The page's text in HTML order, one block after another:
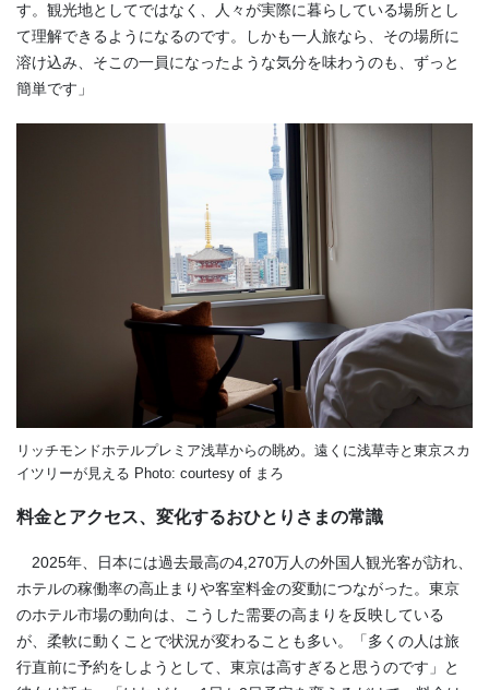
す。観光地としてではなく、人々が実際に暮らしている場所とし
て理解できるようになるのです。しかも一人旅なら、その場所に
溶け込み、そこの一員になったような気分を味わうのも、ずっと
簡単です」
リッチモンドホテルプレミア浅草からの眺め。遠くに浅草寺と東京スカ
イツリーが見える Photo: courtesy of まろ
料金とアクセス、変化するおひとりさまの常識
2025年、日本には過去最高の4,270万人の外国人観光客が訪れ、
ホテルの稼働率の高止まりや客室料金の変動につながった。東京
のホテル市場の動向は、こうした需要の高まりを反映している
が、柔軟に動くことで状況が変わることも多い。「多くの人は旅
行直前に予約をしようとして、東京は高すぎると思うのです」と